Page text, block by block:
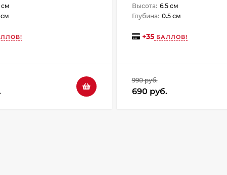
см
Высота: 6.5 см
Глубина: 0.5 см
+35БАЛЛОВ!
990 руб.
690 руб.